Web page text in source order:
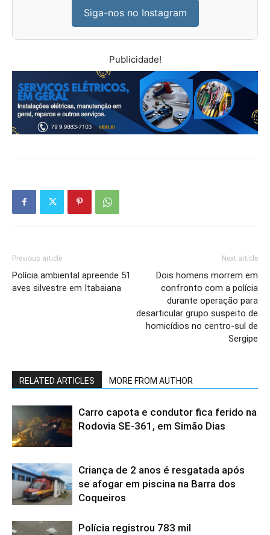
Siga-nos no Instagram
Publicidade!
Previous article
Polícia ambiental apreende 51
aves silvestre em Itabaiana
Next article
Dois homens morrem em
confronto com a polícia
durante operação para
desarticular grupo suspeito de
homicídios no centro-sul de
Sergipe
RELATED ARTICLES MORE FROM AUTHOR
Carro capota e condutor fica ferido na
Rodovia SE-361, em Simão Dias
Criança de 2 anos é resgatada após
se afogar em piscina na Barra dos
Coqueiros
Polícia registrou 783 mil